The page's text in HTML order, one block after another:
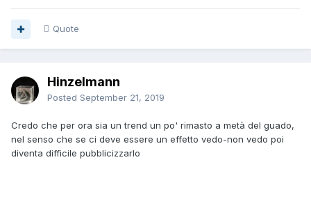
Quote
Hinzelmann
Posted September 21, 2019
Credo che per ora sia un trend un po' rimasto a metà del guado,
nel senso che se ci deve essere un effetto vedo-non vedo poi
diventa difficile pubblicizzarlo